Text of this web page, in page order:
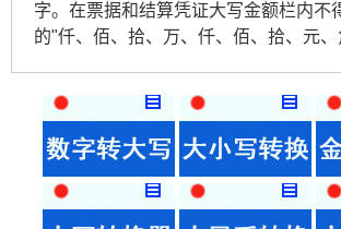
字。在票据和结算凭证大写金额栏内不
的"仟、佰、拾、万、仟、佰、拾、元、